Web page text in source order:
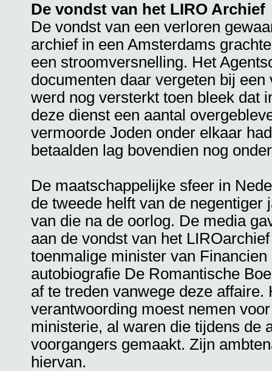
De vondst van het LIRO Archief
De vondst van een verloren
archief in een Amsterdams
een stroomversnelling. Het
documenten daar vergeten bij
werd nog versterkt toen bleek dat
deze dienst een aantal
vermoorde Joden onder elkaar
betaalden lag bovendien nog
De maatschappelijke sfeer in
de tweede helft van de
van die na de oorlog. De media
aan de vondst van het
toenmalige minister van
autobiografie De Romantische
af te treden vanwege deze affaire.
verantwoording moest nemen
ministerie, al waren die tijdens de
voorgangers gemaakt. Zijn
hiervan.